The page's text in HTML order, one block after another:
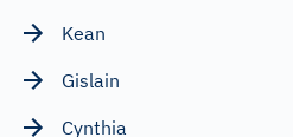
Kean
Gislain
Cynthia